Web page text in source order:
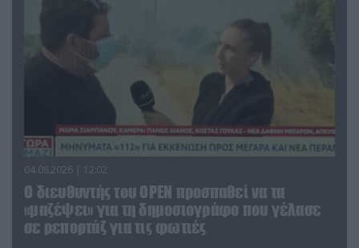
04.08.2026 | 12:02
O διευθυντής του OPEN προσπαθεί να τα
«μαζέψει» για τη δημοσιογράφο που γέλασε
σε ρεπορτάζ για τις φωτιές